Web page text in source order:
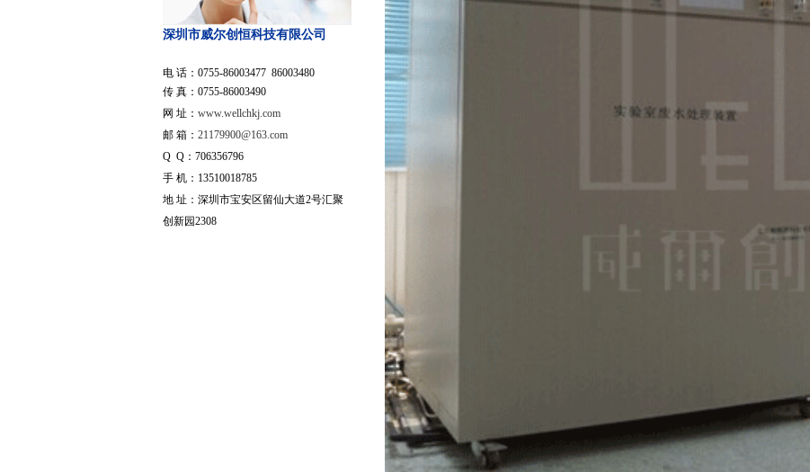
深圳市威尔创恒科技有限公司
电 话：0755-86003477 86003480
传 真：0755-86003490
网 址： www.wellchkj.com
邮 箱： 21179900@163.com
Q Q：706356796
手 机：13510018785
地 址：深圳市宝安区留仙大道2号汇聚
创新园2308